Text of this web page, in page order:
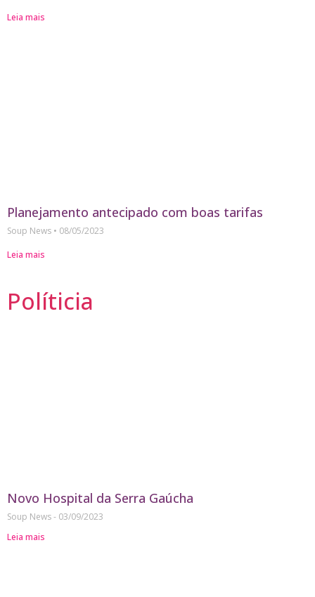
Leia mais
Planejamento antecipado com boas tarifas
Soup News
08/05/2023
Leia mais
Políticia
Novo Hospital da Serra Gaúcha
Soup News
03/09/2023
Leia mais